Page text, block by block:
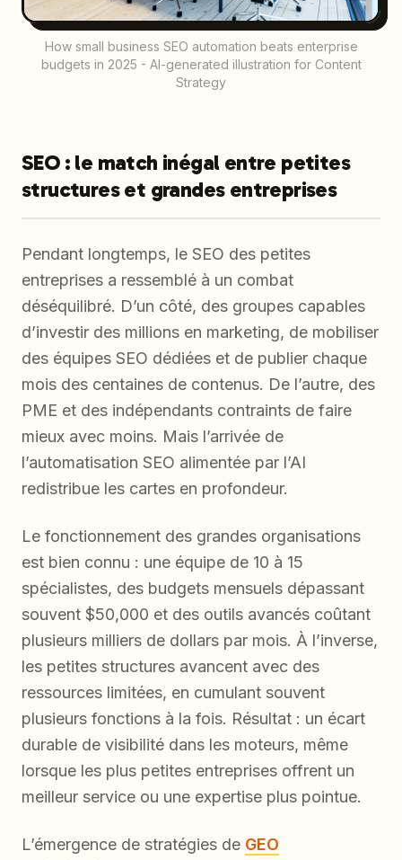
How small business SEO automation beats enterprise
budgets in 2025 - AI-generated illustration for Content
Strategy
SEO : le match inégal entre petites
structures et grandes entreprises
Pendant longtemps, le SEO des petites
entreprises a ressemblé à un combat
déséquilibré. D’un côté, des groupes capables
d’investir des millions en marketing, de mobiliser
des équipes SEO dédiées et de publier chaque
mois des centaines de contenus. De l’autre, des
PME et des indépendants contraints de faire
mieux avec moins. Mais l’arrivée de
l’automatisation SEO alimentée par l’AI
redistribue les cartes en profondeur.
Le fonctionnement des grandes organisations
est bien connu : une équipe de 10 à 15
spécialistes, des budgets mensuels dépassant
souvent $50,000 et des outils avancés coûtant
plusieurs milliers de dollars par mois. À l’inverse,
les petites structures avancent avec des
ressources limitées, en cumulant souvent
plusieurs fonctions à la fois. Résultat : un écart
durable de visibilité dans les moteurs, même
lorsque les plus petites entreprises offrent un
meilleur service ou une expertise plus pointue.
L’émergence de stratégies de GEO